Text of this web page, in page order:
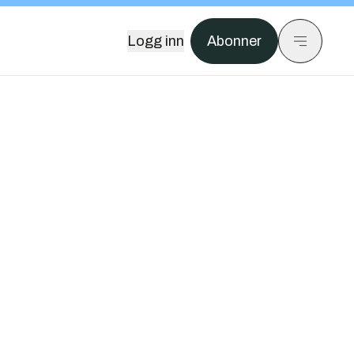
Logg inn Abonner